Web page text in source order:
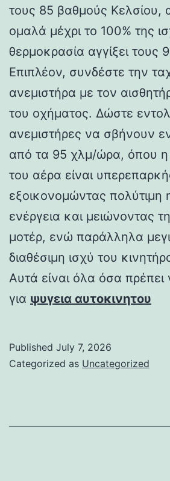
τους 85 βαθμούς Κελσίου,
ομαλά μέχρι το 100% της
θερμοκρασία αγγίξει τους
Επιπλέον, συνδέστε την
ανεμιστήρα με τον
του οχήματος. Δώστε
ανεμιστήρες να σβήνουν
από τα 95 χλμ/ώρα, όπου η
του αέρα είναι
εξοικονομώντας πολύτιμη
ενέργεια και μειώνοντας
μοτέρ, ενώ παράλληλα
διαθέσιμη ισχύ του
Αυτά είναι όλα όσα πρέπει
για ψυγεια αυτοκινητου
Published July 7, 2026
Categorized as Uncategorized